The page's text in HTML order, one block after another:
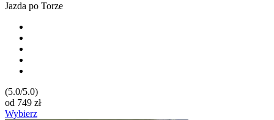
Jazda po Torze
(5.0/5.0)
od 749 zł
Wybierz